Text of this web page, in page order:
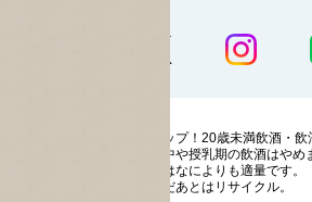
ストップ！20歳未満飲酒・飲
妊娠中や授乳期の飲酒はやめ
お酒はなによりも適量です。
のんだあとはリサイクル。